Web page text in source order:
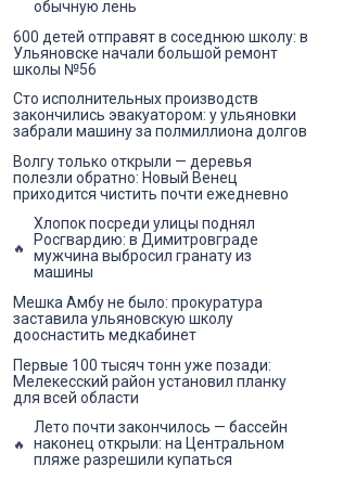
обычную лень
600 детей отправят в соседнюю школу: в
Ульяновске начали большой ремонт
школы №56
Сто исполнительных производств
закончились эвакуатором: у ульяновки
забрали машину за полмиллиона долгов
Волгу только открыли — деревья
полезли обратно: Новый Венец
приходится чистить почти ежедневно
Хлопок посреди улицы поднял
Росгвардию: в Димитровграде
мужчина выбросил гранату из
машины
Мешка Амбу не было: прокуратура
заставила ульяновскую школу
дооснастить медкабинет
Первые 100 тысяч тонн уже позади:
Мелекесский район установил планку
для всей области
Лето почти закончилось — бассейн
наконец открыли: на Центральном
пляже разрешили купаться